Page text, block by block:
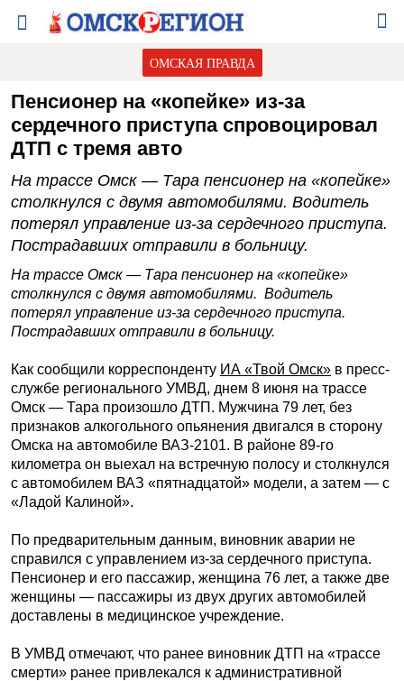
ОМСКАЯ ПРАВДА
Пенсионер на «копейке» из-за
сердечного приступа спровоцировал
ДТП с тремя авто
На трассе Омск — Тара пенсионер на «копейке»
столкнулся с двумя автомобилями. Водитель
потерял управление из-за сердечного приступа.
Пострадавших отправили в больницу.
На трассе Омск — Тара пенсионер на «копейке»
столкнулся с двумя автомобилями. Водитель
потерял управление из-за сердечного приступа.
Пострадавших отправили в больницу.
Как сообщили корреспонденту ИА «Твой Омск» в пресс-
службе регионального УМВД, днем 8 июня на трассе
Омск — Тара произошло ДТП. Мужчина 79 лет, без
признаков алкогольного опьянения двигался в сторону
Омска на автомобиле ВАЗ-2101. В районе 89-го
километра он выехал на встречную полосу и столкнулся
с автомобилем ВАЗ «пятнадцатой» модели, а затем — с
«Ладой Калиной».
По предварительным данным, виновник аварии не
справился с управлением из-за сердечного приступа.
Пенсионер и его пассажир, женщина 76 лет, а также две
женщины — пассажиры из двух других автомобилей
доставлены в медицинское учреждение.
В УМВД отмечают, что ранее виновник ДТП на «трассе
смерти» ранее привлекался к административной